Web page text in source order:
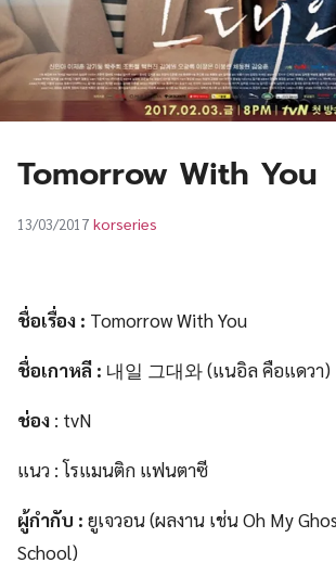
Tomorrow With You
13/03/2017 korseries
ชื่อเรื่อง : Tomorrow With You
ชื่อเกาหลี : 내일 그대와 (แนอิล คือแดวา)
ช่อง : tvN
แนว : โรแมนติก แฟนตาซี
ผู้กำกับ : ยูเจวอน (ผลงาน เช่น Oh My
School)